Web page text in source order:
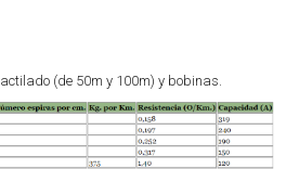
(de 50m y 100m) y bobinas.